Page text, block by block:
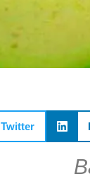
Twitter